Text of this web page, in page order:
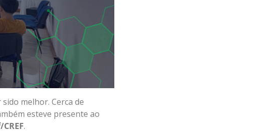
melhor. Cerca de
esteve presente ao
.